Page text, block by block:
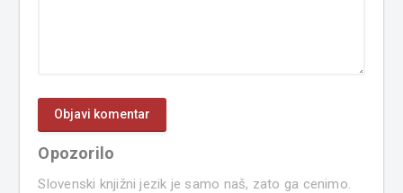
Opozorilo
Slovenski knjižni jezik je samo naš, zato ga cenimo.